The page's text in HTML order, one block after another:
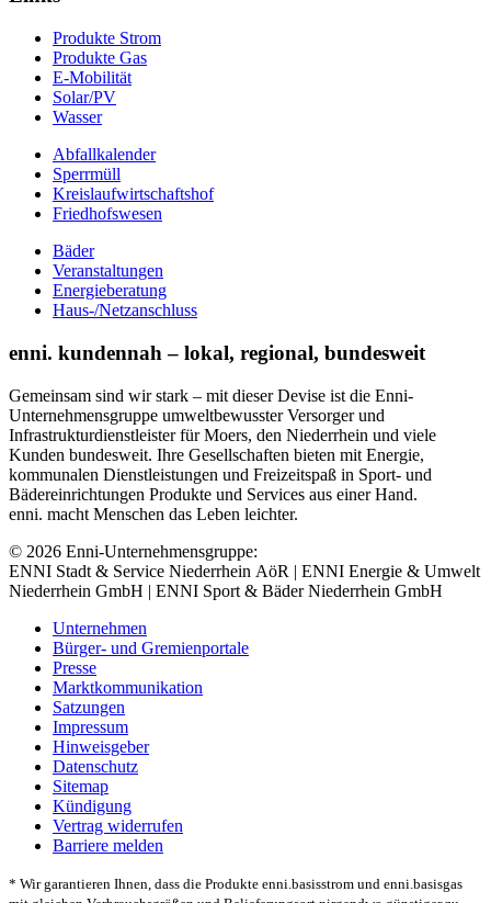
Produkte Strom
Produkte Gas
E-Mobilität
Solar/PV
Wasser
Abfallkalender
Sperrmüll
Kreislaufwirtschaftshof
Friedhofswesen
Bäder
Veranstaltungen
Energieberatung
Haus-/Netzanschluss
enni. kundennah – lokal, regional, bundesweit
Gemeinsam sind wir stark – mit dieser Devise ist die Enni-
Unternehmensgruppe umweltbewusster Versorger und
Infrastrukturdienstleister für Moers, den Niederrhein und viele
Kunden bundesweit. Ihre Gesellschaften bieten mit Energie,
kommunalen Dienstleistungen und Freizeitspaß in Sport- und
Bädereinrichtungen Produkte und Services aus einer Hand.
enni. macht Menschen das Leben leichter.
© 2026 Enni-Unternehmensgruppe:
ENNI Stadt & Service Niederrhein AöR | ENNI Energie & Umwelt
Niederrhein GmbH | ENNI Sport & Bäder Niederrhein GmbH
Unternehmen
Bürger- und Gremienportale
Presse
Marktkommunikation
Satzungen
Impressum
Hinweisgeber
Datenschutz
Sitemap
Kündigung
Vertrag widerrufen
Barriere melden
* Wir garantieren Ihnen, dass die Produkte enni.basisstrom und enni.basisgas